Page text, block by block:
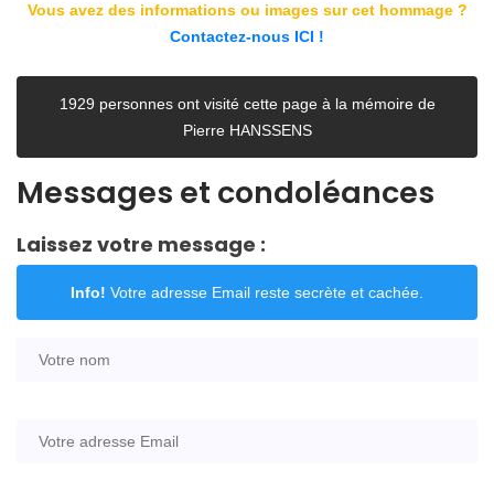
Vous avez des informations ou images sur cet hommage ?
Contactez-nous ICI !
1929 personnes ont visité cette page à la mémoire de
Pierre HANSSENS
Messages et condoléances
Laissez votre message :
Info! Votre adresse Email reste secrète et cachée.